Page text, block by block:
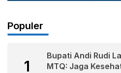
Populer
1
Bupati Andi Rudi
MTQ: Jaga